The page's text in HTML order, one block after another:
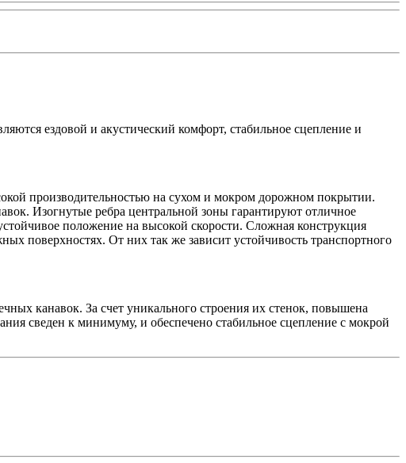
ездовой и акустический комфорт, стабильное сцепление и
производительностью на сухом и мокром дорожном покрытии.
Изогнутые ребра центральной зоны гарантируют отличное
положение на высокой скорости. Сложная конструкция
поверхностях. От них так же зависит устойчивость транспортного
канавок. За счет уникального строения их стенок, повышена
сведен к минимуму, и обеспечено стабильное сцепление с мокрой